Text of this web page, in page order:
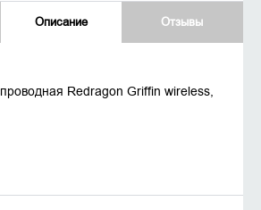
Описание Отзывы
Redragon Griffin wireless,